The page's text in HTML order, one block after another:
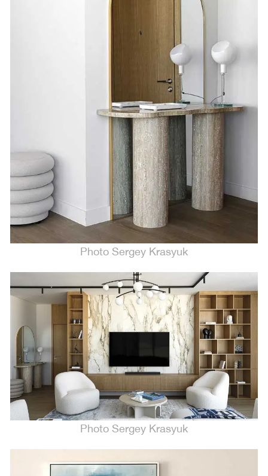
Photo Sergey Krasyuk
Photo Sergey Krasyuk